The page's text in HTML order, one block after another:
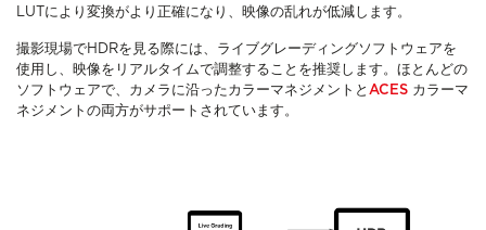
LUTにより変換がより正確になり、映像の乱れが低減します。
撮影現場でHDRを見る際には、ライブグレーディングソフトウェアを
使用し、映像をリアルタイムで調整することを推奨します。ほとんどの
ソフトウェアで、カメラに沿ったカラーマネジメントと ACES カラーマ
ネジメントの両方がサポートされています。